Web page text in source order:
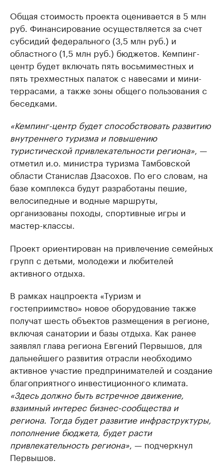
Общая стоимость проекта оценивается в 5 млн
руб. Финансирование осуществляется за счет
субсидий федерального (3,5 млн руб.) и
областного (1,5 млн руб.) бюджетов. Кемпинг-
центр будет включать пять восьмиместных и
пять трехместных палаток с навесами и мини-
террасами, а также зоны общего пользования с
беседками.
«Кемпинг-центр будет способствовать развитию
внутреннего туризма и повышению
туристической привлекательности региона», —
отметил и.о. министра туризма Тамбовской
области Станислав Дзасохов. По его словам, на
базе комплекса будут разработаны пешие,
велосипедные и водные маршруты,
организованы походы, спортивные игры и
мастер-классы.
Проект ориентирован на привлечение семейных
групп с детьми, молодежи и любителей
активного отдыха.
В рамках нацпроекта «Туризм и
гостеприимство» новое оборудование также
получат шесть объектов размещения в регионе,
включая санатории и базы отдыха. Как ранее
заявлял глава региона Евгений Первышов, для
дальнейшего развития отрасли необходимо
активное участие предпринимателей и создание
благоприятного инвестиционного климата.
«Здесь должно быть встречное движение,
взаимный интерес бизнес-сообщества и
региона. Тогда будет развитие инфраструктуры,
пополнение бюджета, будет расти
привлекательность региона», — подчеркнул
Первышов.